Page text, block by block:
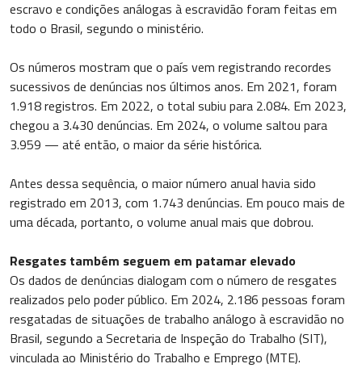
escravo e condições análogas à escravidão foram feitas em
todo o Brasil, segundo o ministério.
Os números mostram que o país vem registrando recordes
sucessivos de denúncias nos últimos anos. Em 2021, foram
1.918 registros. Em 2022, o total subiu para 2.084. Em 2023,
chegou a 3.430 denúncias. Em 2024, o volume saltou para
3.959 — até então, o maior da série histórica.
Antes dessa sequência, o maior número anual havia sido
registrado em 2013, com 1.743 denúncias. Em pouco mais de
uma década, portanto, o volume anual mais que dobrou.
Resgates também seguem em patamar elevado
Os dados de denúncias dialogam com o número de resgates
realizados pelo poder público. Em 2024, 2.186 pessoas foram
resgatadas de situações de trabalho análogo à escravidão no
Brasil, segundo a Secretaria de Inspeção do Trabalho (SIT),
vinculada ao Ministério do Trabalho e Emprego (MTE).